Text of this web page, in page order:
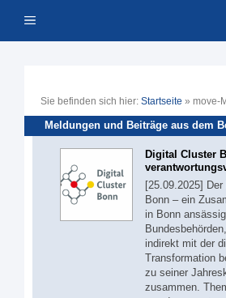
Inhalt Menü
Sie befinden sich hier: Startseite » move-
Meldungen und Beiträge aus dem
Digital Cluster
[25.09.2025]
Bonn – ein
in Bonn
indirekt mit der
Transformation
zu seiner
zusammen.